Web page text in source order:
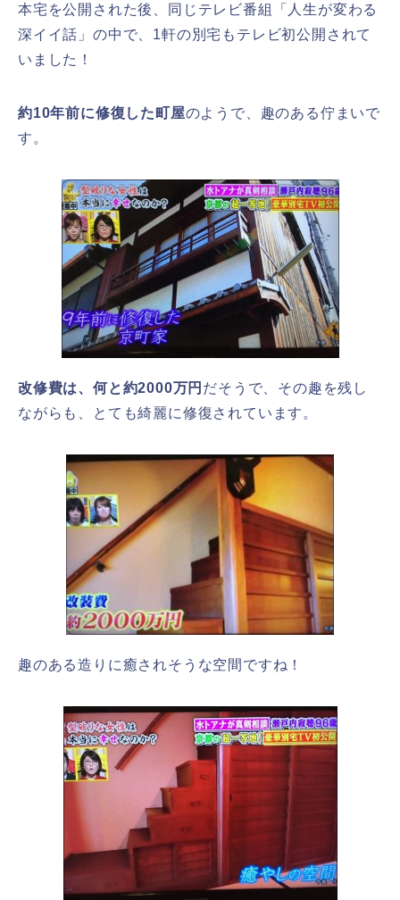
本宅を公開された後、同じテレビ番組「人生が変わる
深イイ話」の中で、1軒の別宅もテレビ初公開されて
いました！
約10年前に修復した町屋のようで、趣のある佇まいで
す。
改修費は、何と約2000万円 だそうで、その趣を残し
ながらも、とても綺麗に修復されています。
趣のある造りに癒されそうな空間ですね！